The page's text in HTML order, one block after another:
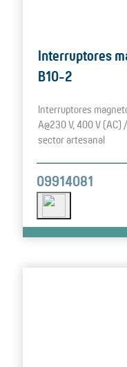
Interruptores
B10-2
Interruptores
A@230 V, 400 V (AC)
sector artesanal
09914081